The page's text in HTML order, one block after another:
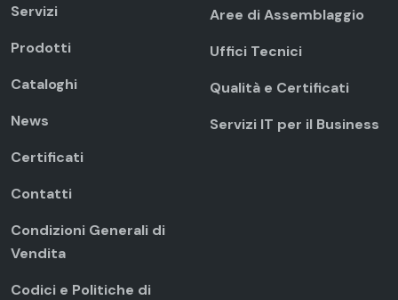
Servizi
Prodotti
Cataloghi
News
Certificati
Contatti
Condizioni Generali di
Vendita
Codici e Politiche di
Aree di Assemblaggio
Uffici Tecnici
Qualità e Certificati
Servizi IT per il Business